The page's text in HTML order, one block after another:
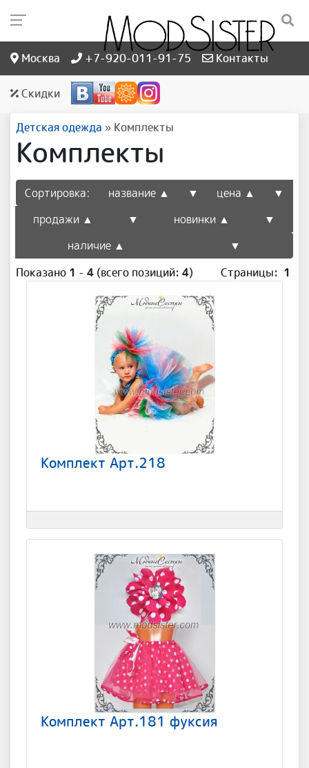
Москва +7-920-011-91-75 Контакты
Скидки
Детская одежда » Комплекты
Комплекты
Сортировка: название ▲ ▼ цена ▲
▼
продажи ▲
▼ новинки ▲
▼
наличие ▲
▼
Страницы: 1
Показано 1 - 4 (всего позиций: 4)
Комплект Арт.218
Комплект Арт.181 фуксия